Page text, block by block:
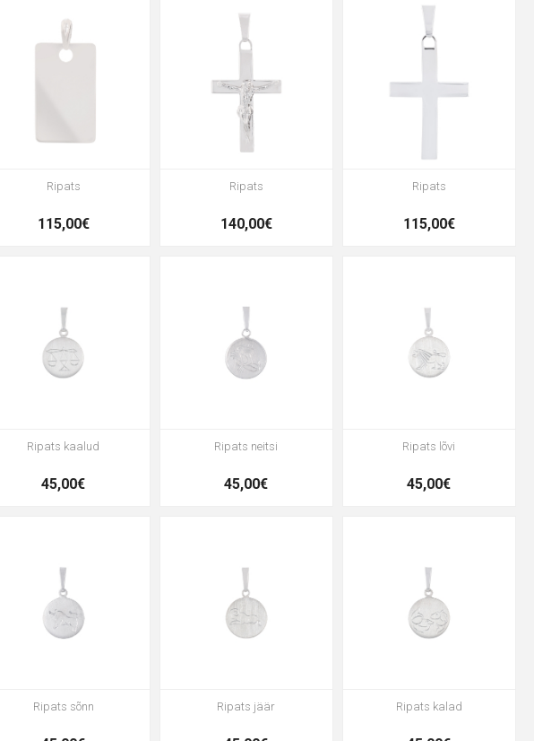
Ripats
115,00€
Ripats
140,00€
Ripats
115,00€
Ripats kaalud
45,00€
Ripats neitsi
45,00€
Ripats lõvi
45,00€
Ripats sõnn Ripats jäär Ripats kalad